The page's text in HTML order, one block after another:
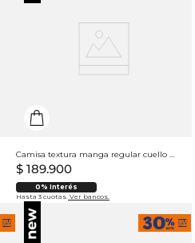
Camisa textura manga regular cuello resort para hombre
$ 189.900
0% Interés
Hasta 3 cuotas. Ver bancos.